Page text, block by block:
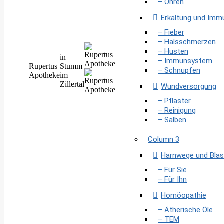
Rupertus
Apotheke
in
Stumm
im
Zillertal
– Ohren
Erkältung und
– Fieber
– Halsschmerzen
– Husten
– Immunsystem
– Schnupfen
Wundversorgung
– Pflaster
– Reinigung
– Salben
Column 3
Harnwege und
– Für Sie
– Für Ihn
Homöopathie
– Ätherische Öle
– TEM